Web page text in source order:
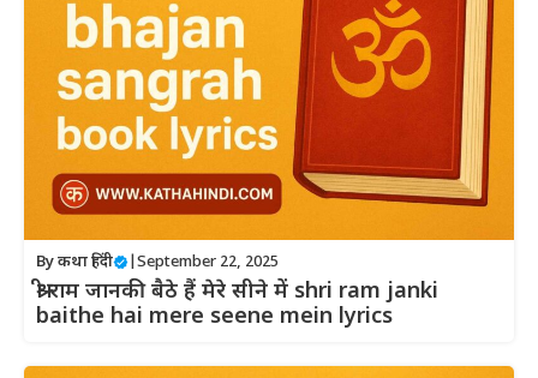
Byकथा हिंदी September 22, 2025
श्री राम जानकी बैठे हैं मेरे सीने में shri ram janki
baithe hai mere seene mein lyrics